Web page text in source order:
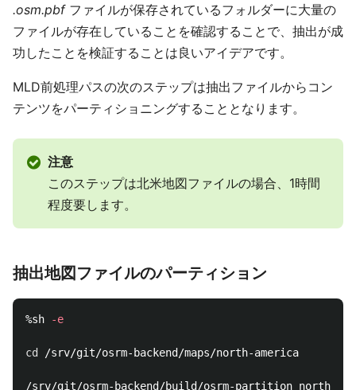
.osm.pbfファイルが保存されているフォルダーに大量の
ファイルが存在していることを確認することで、抽出が成
功したことを検証することは良いアイデアです。
MLD前処理パスの次のステップは抽出ファイルからコン
テンツをパーティショニングすることとなります。
注意
このステップは北米地図ファイルの場合、1時間
程度要します。
抽出地図ファイルのパーティション
%sh -e
cd /srv/git/osrm-backend/maps/north-america